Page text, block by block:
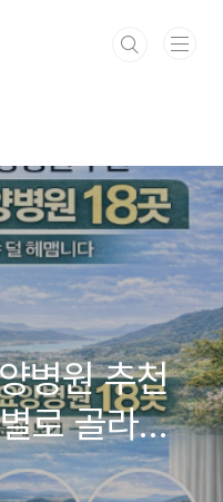
병원 추천
로 골라야